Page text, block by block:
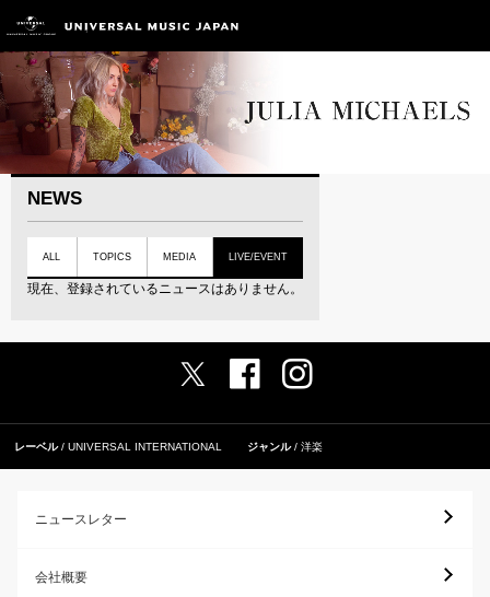
NEWS
ALL TOPICS MEDIA LIVE/EVENT
現在、登録されているニュースはありません。
レーベル UNIVERSAL INTERNATIONAL ジャンル 洋楽
ニュースレター
会社概要